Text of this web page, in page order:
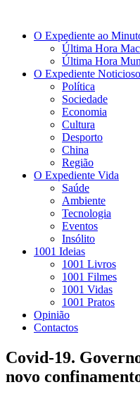
O Expediente ao
Última Hora
Última Hora
O Expediente Noticioso
Política
Sociedade
Economia
Cultura
Desporto
China
Região
O Expediente Vida
Saúde
Ambiente
Tecnologia
Eventos
Insólito
1001 Ideias
1001 Livros
1001 Filmes
1001 Vidas
1001 Pratos
Opinião
Contactos
Covid-19.
novo